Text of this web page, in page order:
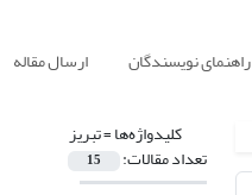
راهنمای نویسندگان ارسال مقاله
کلیدواژه‌ها =تبریز
تعداد مقالات: 15